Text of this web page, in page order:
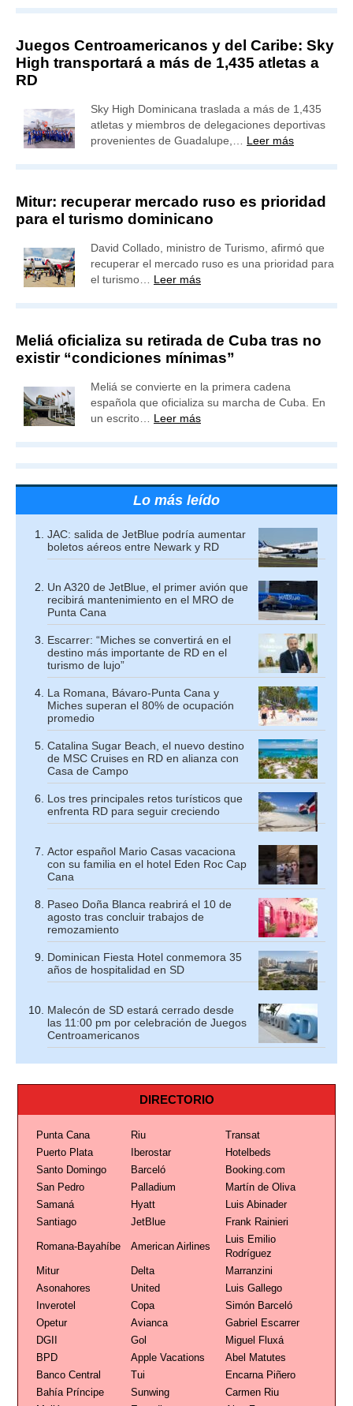
Juegos Centroamericanos y del Caribe: Sky
High transportará a más de 1,435 atletas a
RD
Sky High Dominicana traslada a más de 1,435
atletas y miembros de delegaciones deportivas
provenientes de Guadalupe,… Leer más
Mitur: recuperar mercado ruso es prioridad
para el turismo dominicano
David Collado, ministro de Turismo, afirmó que
recuperar el mercado ruso es una prioridad para
el turismo… Leer más
Meliá oficializa su retirada de Cuba tras no
existir “condiciones mínimas”
Meliá se convierte en la primera cadena
española que oficializa su marcha de Cuba. En
un escrito… Leer más
Lo más leído
JAC: salida de JetBlue podría aumentar
boletos aéreos entre Newark y RD
Un A320 de JetBlue, el primer avión que
recibirá mantenimiento en el MRO de
Punta Cana
Escarrer: “Miches se convertirá en el
destino más importante de RD en el
turismo de lujo”
La Romana, Bávaro-Punta Cana y
Miches superan el 80% de ocupación
promedio
Catalina Sugar Beach, el nuevo destino
de MSC Cruises en RD en alianza con
Casa de Campo
Los tres principales retos turísticos que
enfrenta RD para seguir creciendo
Actor español Mario Casas vacaciona
con su familia en el hotel Eden Roc Cap
Cana
Paseo Doña Blanca reabrirá el 10 de
agosto tras concluir trabajos de
remozamiento
Dominican Fiesta Hotel conmemora 35
años de hospitalidad en SD
Malecón de SD estará cerrado desde
las 11:00 pm por celebración de Juegos
Centroamericanos
DIRECTORIO
Punta Cana Riu
Transat
Puerto Plata
Iberostar
Hotelbeds
Santo Domingo
Barceló
Booking.com
San Pedro
Palladium
Martín de Oliva
Samaná
Hyatt
Luis Abinader
Santiago
JetBlue Frank Rainieri
Romana-Bayahíbe American Airlines
Luis Emilio
Rodríguez
Mitur
Delta
Marranzini
Asonahores
United
Luis Gallego
Inverotel
Copa
Simón Barceló
Opetur
Avianca
Gabriel Escarrer
DGII
Gol
Miguel Fluxá
BPD
Apple Vacations
Abel Matutes
Banco Central
Tui
Encarna Piñero
Bahía Príncipe
Sunwing
Carmen Riu